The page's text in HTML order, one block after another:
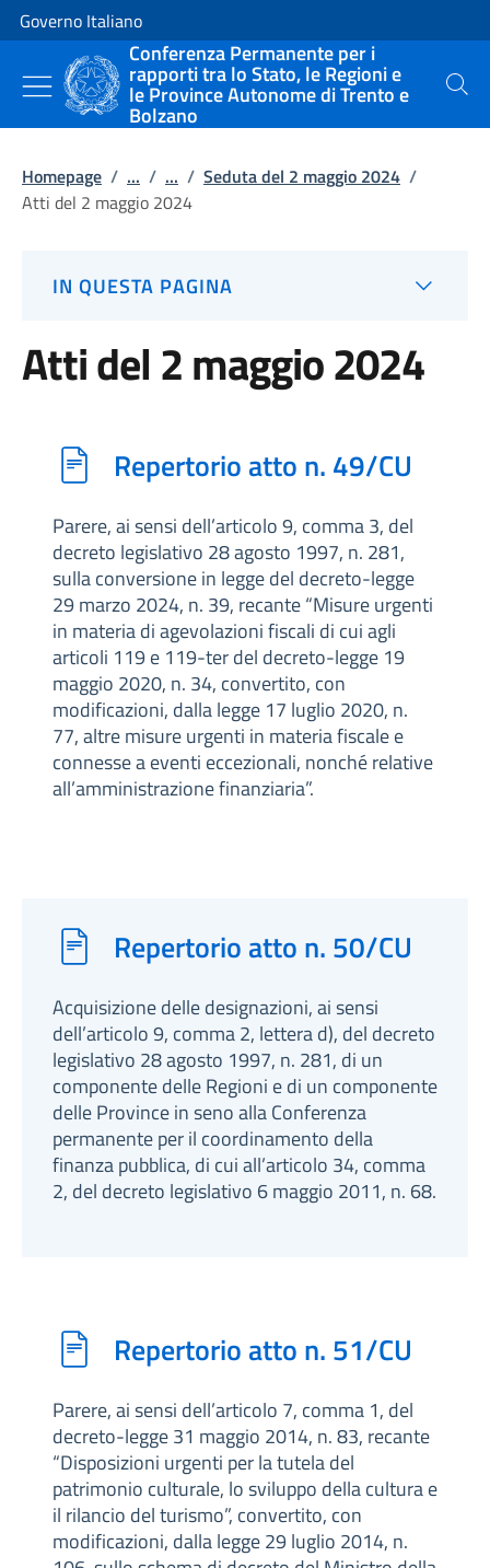
Vai al contenuto
Vai alla navigazione del sito
Governo Italiano
Conferenza Permanente per i
rapporti tra lo Stato, le Regioni e
le Province Autonome di Trento e
Bolzano
Cerca
Homepage / ... / ... / Seduta del 2 maggio 2024 /
Atti del 2 maggio 2024
IN QUESTA PAGINA
Atti del 2 maggio 2024
Repertorio atto n. 49/CU
Parere, ai sensi dell’articolo 9, comma 3, del
decreto legislativo 28 agosto 1997, n. 281,
sulla conversione in legge del decreto-legge
29 marzo 2024, n. 39, recante “Misure urgenti
in materia di agevolazioni fiscali di cui agli
articoli 119 e 119-ter del decreto-legge 19
maggio 2020, n. 34, convertito, con
modificazioni, dalla legge 17 luglio 2020, n.
77, altre misure urgenti in materia fiscale e
connesse a eventi eccezionali, nonché relative
all’amministrazione finanziaria”.
Repertorio atto n. 50/CU
Acquisizione delle designazioni, ai sensi
dell’articolo 9, comma 2, lettera d), del decreto
legislativo 28 agosto 1997, n. 281, di un
componente delle Regioni e di un componente
delle Province in seno alla Conferenza
permanente per il coordinamento della
finanza pubblica, di cui all’articolo 34, comma
2, del decreto legislativo 6 maggio 2011, n. 68.
Repertorio atto n. 51/CU
Parere, ai sensi dell’articolo 7, comma 1, del
decreto-legge 31 maggio 2014, n. 83, recante
“Disposizioni urgenti per la tutela del
patrimonio culturale, lo sviluppo della cultura e
il rilancio del turismo”, convertito, con
modificazioni, dalla legge 29 luglio 2014, n.